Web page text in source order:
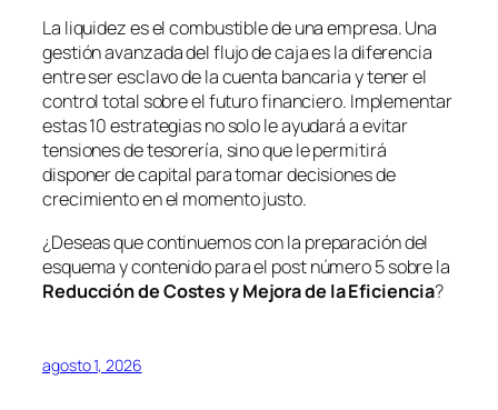
La liquidez es el combustible de una empresa. Una
gestión avanzada del flujo de caja es la diferencia
entre ser esclavo de la cuenta bancaria y tener el
control total sobre el futuro financiero. Implementar
estas 10 estrategias no solo le ayudará a evitar
tensiones de tesorería, sino que le permitirá
disponer de capital para tomar decisiones de
crecimiento en el momento justo.
¿Deseas que continuemos con la preparación del
esquema y contenido para el post número 5 sobre la
Reducción de Costes y Mejora de la Eficiencia?
agosto 1, 2026